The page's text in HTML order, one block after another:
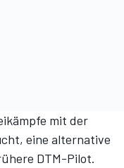
mit der
eine alternative
DTM-Pilot.